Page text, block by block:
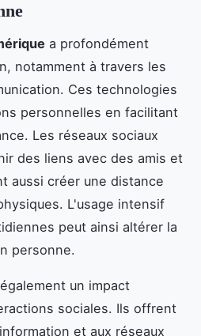
a profondément
notamment à travers les
Ces technologies
personnelles en facilitant
Les réseaux sociaux
des liens avec des amis et
aussi créer une distance
L'usage intensif
peut ainsi altérer la
personne.
un impact
sociales. Ils offrent
et aux réseaux